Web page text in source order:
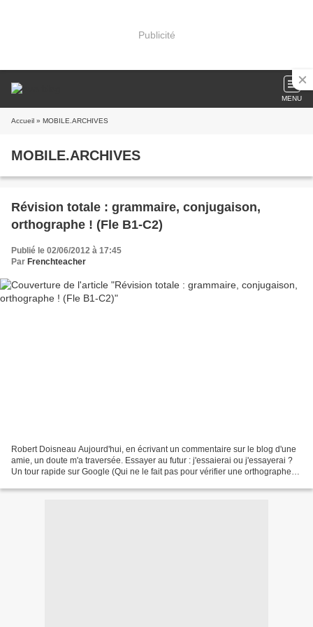
Publicité
MENU
Accueil » MOBILE.ARCHIVES
MOBILE.ARCHIVES
Révision totale : grammaire, conjugaison,
orthographe ! (Fle B1-C2)
Publié le 02/06/2012 à 17:45
Par Frenchteacher
Robert Doisneau Aujourd'hui, en écrivant un commentaire sur le blog d'une
amie, un doute m'a traversée. Essayer au futur : j'essaierai ou j'essayerai ?
Un tour rapide sur Google (Qui ne le fait pas pour vérifier une orthographe